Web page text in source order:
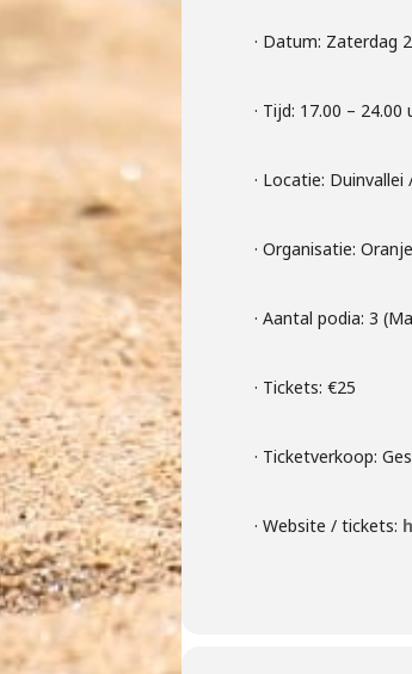
· Datum: Zaterdag
· Tijd: 17.00 – 24.00
· Locatie:
· Organisatie:
· Aantal podia: 3
· Tickets: €25
· Ticketverkoop:
· Website / tickets: